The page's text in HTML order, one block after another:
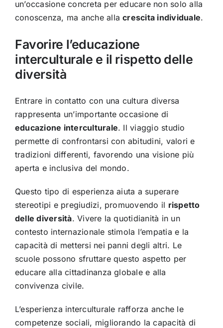
un’occasione concreta per educare non solo alla
conoscenza, ma anche allacrescita individuale.
Favorire l’educazione
interculturale e il rispetto delle
diversità
Entrare in contatto con una cultura diversa
rappresenta un’importante occasione di
educazione interculturale. Il viaggio studio
permette di confrontarsi con abitudini, valori e
tradizioni differenti, favorendo una visione più
aperta e inclusiva del mondo.
Questo tipo di esperienza aiuta a superare
stereotipi e pregiudizi, promuovendo il rispetto
delle diversità. Vivere la quotidianità in un
contesto internazionale stimola l’empatia e la
capacità di mettersi nei panni degli altri. Le
scuole possono sfruttare questo aspetto per
educare alla cittadinanza globale e alla
convivenza civile.
L’esperienza interculturale rafforza anche le
competenze sociali, migliorando la capacità di